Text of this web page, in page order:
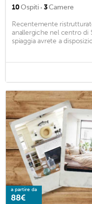
10Ospiti · 3Camere
Recentemente
anallergiche nel centro di
spiaggia avrete a
a partire da
88€